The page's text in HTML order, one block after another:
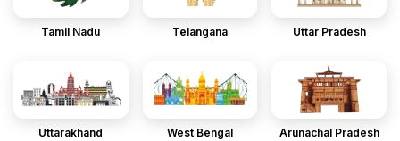
Tamil Nadu Telangana Uttar Pradesh
Uttarakhand West Bengal Arunachal Pradesh